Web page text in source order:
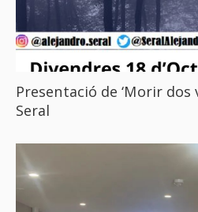
Presentació de ‘Morir dos
Seral